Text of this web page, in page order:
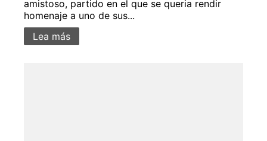
amistoso, partido en el que se queria rendir
homenaje a uno de sus...
Lea más